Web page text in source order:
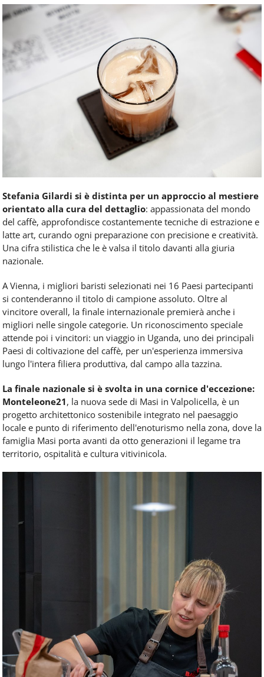
Stefania Gilardi si è distinta per un approccio al mestiere
orientato alla cura del dettaglio: appassionata del mondo
del caffè, approfondisce costantemente tecniche di estrazione e
latte art, curando ogni preparazione con precisione e creatività.
Una cifra stilistica che le è valsa il titolo davanti alla giuria
nazionale.
A Vienna, i migliori baristi selezionati nei 16 Paesi partecipanti
si contenderanno il titolo di campione assoluto. Oltre al
vincitore overall, la finale internazionale premierà anche i
migliori nelle singole categorie. Un riconoscimento speciale
attende poi i vincitori: un viaggio in Uganda, uno dei principali
Paesi di coltivazione del caffè, per un'esperienza immersiva
lungo l'intera filiera produttiva, dal campo alla tazzina.
La finale nazionale si è svolta in una cornice d'eccezione:
Monteleone21, la nuova sede di Masi in Valpolicella, è un
progetto architettonico sostenibile integrato nel paesaggio
locale e punto di riferimento dell'enoturismo nella zona, dove la
famiglia Masi porta avanti da otto generazioni il legame tra
territorio, ospitalità e cultura vitivinicola.